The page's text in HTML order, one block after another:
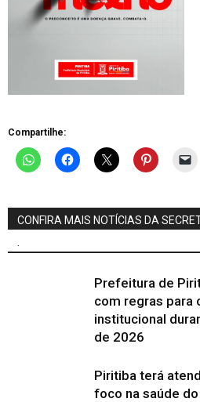
Compartilhe:
CONFIRA MAIS NOTÍCIAS DA
Prefeitura de
com regras para
institucional
de 2026
Piritiba terá
foco na saúde